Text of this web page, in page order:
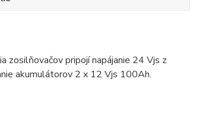
zosilňovačov pripojí napájanie 24 Vjs z
akumulátorov 2 x 12 Vjs 100Ah.